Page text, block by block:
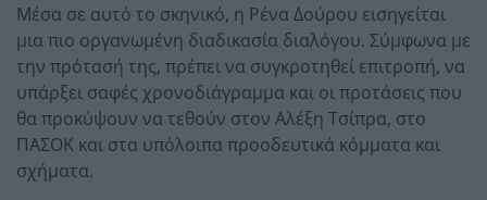
Μέσα σε αυτό το σκηνικό, η Ρένα Δούρου εισηγείται
μια πιο οργανωμένη διαδικασία διαλόγου. Σύμφωνα με
την πρότασή της, πρέπει να συγκροτηθεί επιτροπή, να
υπάρξει σαφές χρονοδιάγραμμα και οι προτάσεις που
θα προκύψουν να τεθούν στον Αλέξη Τσίπρα, στο
ΠΑΣΟΚ και στα υπόλοιπα προοδευτικά κόμματα και
σχήματα.